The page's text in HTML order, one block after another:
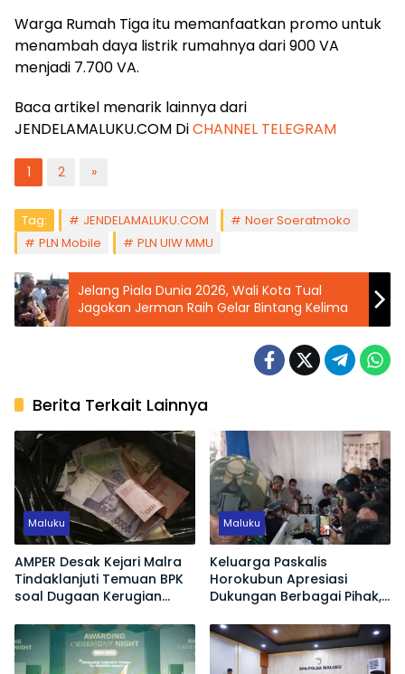
Warga Rumah Tiga itu memanfaatkan promo untuk
menambah daya listrik rumahnya dari 900 VA
menjadi 7.700 VA.
Baca artikel menarik lainnya dari
JENDELAMALUKU.COM DiCHANNEL TELEGRAM
1 2 »
Tag: JENDELAMALUKU.COM
Noer Soeratmoko
PLN Mobile
PLN UIW MMU
Jelang Piala Dunia 2026, Wali Kota Tual
Jagokan Jerman Raih Gelar Bintang Kelima
Berita Terkait Lainnya
Maluku
AMPER Desak Kejari Malra
Tindaklanjuti Temuan BPK
soal Dugaan Kerugian
Langgur
Maluku
Keluarga Paskalis
Horokubun Apresiasi
Dukungan Berbagai Pihak,
Adik Korban Tetap
Terjamin